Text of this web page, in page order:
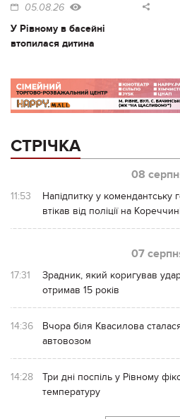
05.08.26
У Рівному в басейні
втопилася дитина
СТРІЧКА
08
11:53
Напідпитку у комендантську
втікав від поліції на
07
17:31
Зрадник, який коригував
отримав 15 років
14:36
Вчора біля Квасилова
автовозом
14:28
Три дні поспіль у Рівному
температуру